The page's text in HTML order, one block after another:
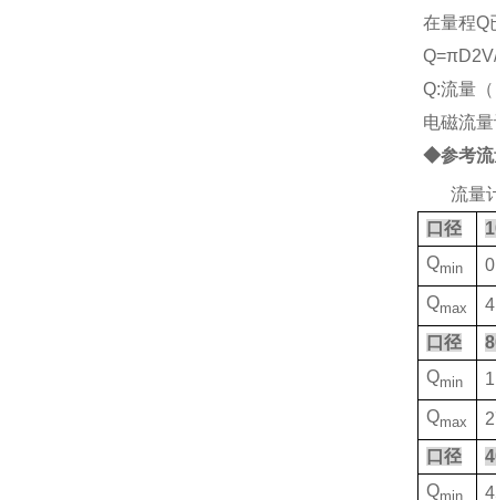
在量程Q
Q=
Q:流量
电磁流
◆参考流
流量
口径
Qmin
Qmax
口径
Qmin
Qmax
口径
Q